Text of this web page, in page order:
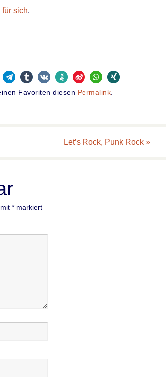
für sich.
Favoriten diesen Permalink
Let’s Rock, Punk Rock »
* markiert